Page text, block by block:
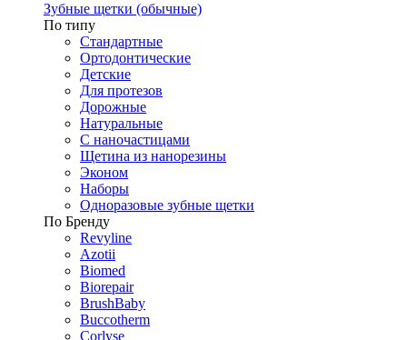
Зубные щетки (обычные)
По типу
Стандартные
Ортодонтические
Детские
Для протезов
Дорожные
Натуральные
С наночастицами
Щетина из нанорезины
Эконом
Наборы
Одноразовые зубные щетки
По Бренду
Revyline
Azotii
Biomed
Biorepair
BrushBaby
Buccotherm
Corlyse